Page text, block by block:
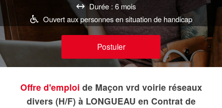
Durée : 6 mois
Ouvert aux personnes en situation de handicap
Postuler
Offre d'emploi de Maçon vrd voirie réseaux
divers (H/F) à LONGUEAU en Contrat de